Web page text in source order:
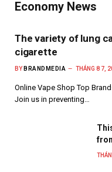
Economy News
The variety of lung
cigarette
BY BRANDMEDIA THÁNG 8 7,
Online Vape Shop Top
Join us in preventing…